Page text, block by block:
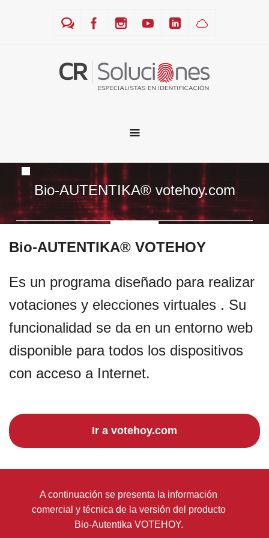
Bio-AUTENTIKA® votehoy.com
Bio-AUTENTIKA® VOTEHOY
Es un programa diseñado para realizar
votaciones y elecciones virtuales . Su
funcionalidad se da en un entorno web
disponible para todos los dispositivos
con acceso a Internet.
Ir a votehoy.com
A continuación se presenta la información
comercial y técnica de la versión del producto
Bio-Autentika VOTEHOY.